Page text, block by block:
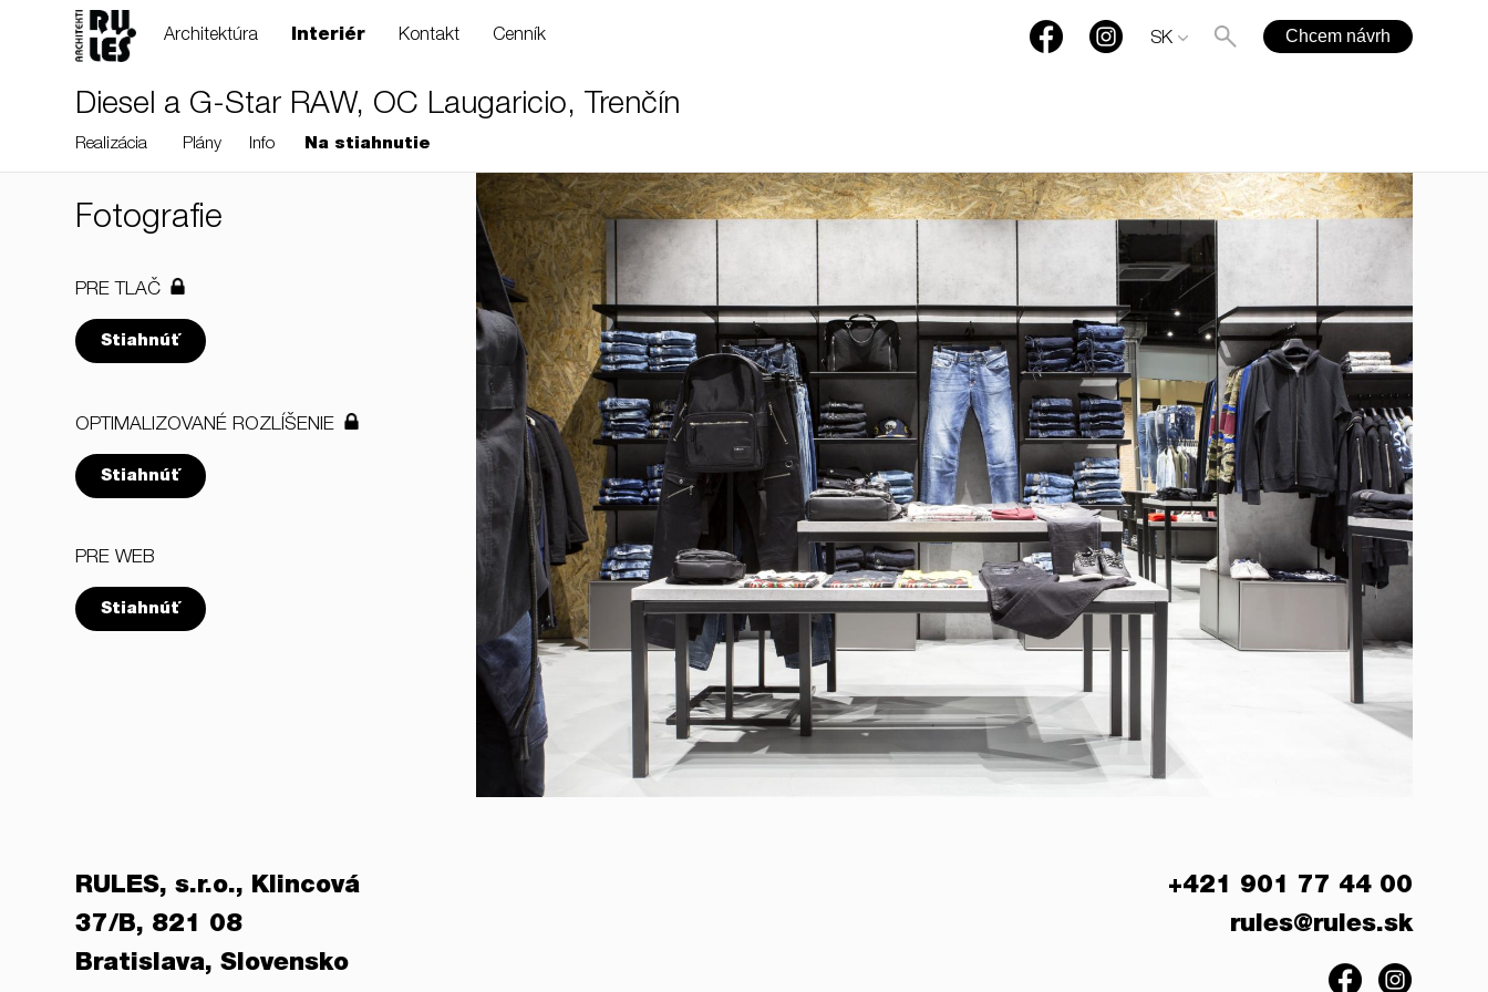
Architektúra Interiér Kontakt Cenník SK Chcem návrh
Diesel a G-Star RAW, OC Laugaricio, Trenčín
Realizácia Plány Info Na stiahnutie
Fotografie
PRE TLAČ
Stiahnúť
OPTIMALIZOVANÉ ROZLÍŠENIE
Stiahnúť
PRE WEB
Stiahnúť
RULES, s.r.o., Klincová
37/B, 821 08
Bratislava, Slovensko
+421 901 77 44 00
rules@rules.sk